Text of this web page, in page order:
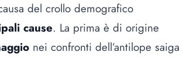
del crollo demografico
cause. La prima è di origine
nei confronti dell’antilope saiga